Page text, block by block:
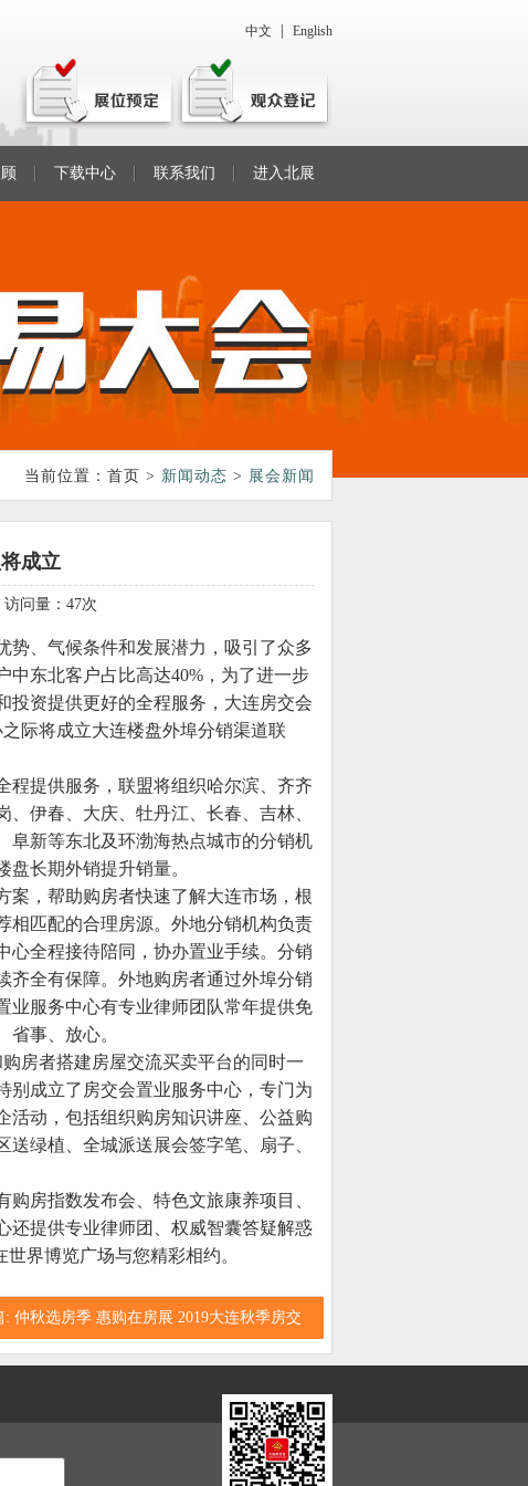
中文 English
下载中心 联系我们 进入北展
当前位置： 首页 > 新闻动态 > 展会新闻
成立
问量： 47次
、气候条件和发展潜力，吸引了众多
中东北客户占比高达40%，为了进一步
投资提供更好的全程服务，大连房交会
际将成立大连楼盘外埠分销渠道联
提供服务，联盟将组织哈尔滨、齐齐
伊春、大庆、牡丹江、长春、吉林、
阜新等东北及环渤海热点城市的分销机
长期外销提升销量。
，帮助购房者快速了解大连市场，根
相匹配的合理房源。外地分销机构负责
心全程接待陪同，协办置业手续。分销
齐全有保障。外地购房者通过外埠分销
业服务中心有专业律师团队常年提供免
事、放心。
房者搭建房屋交流买卖平台的同时一
别成立了房交会置业服务中心，专门为
活动，包括组织购房知识讲座、公益购
绿植、全城派送展会签字笔、扇子、
房指数发布会、特色文旅康养项目、
还提供专业律师团、权威智囊答疑解惑
界博览广场与您精彩相约。
: 仲秋选房季 惠购在房展 2019大连秋季房交
15日举办